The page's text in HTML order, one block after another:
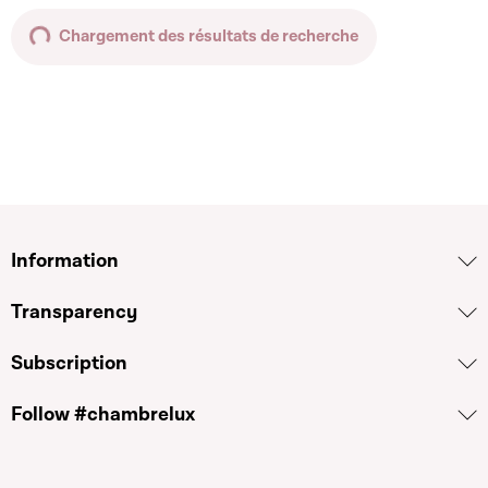
Chargement des résultats de recherche
Information
Transparency
Subscription
Follow #chambrelux